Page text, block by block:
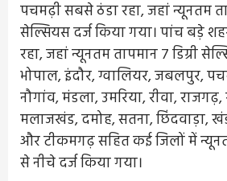
पचमढ़ी सबसे ठंडा रहा, जहां न्यूनतम
सेल्सियस दर्ज किया गया। पांच बड़े
रहा, जहां न्यूनतम तापमान 7 डिग्री
भोपाल, इंदौर, ग्वालियर, जबलपुर,
नौगांव, मंडला, उमरिया, रीवा,
मलाजखंड, दमोह, सतना, छिंदवाड़ा,
और टीकमगढ़ सहित कई जिलों में
से नीचे दर्ज किया गया।